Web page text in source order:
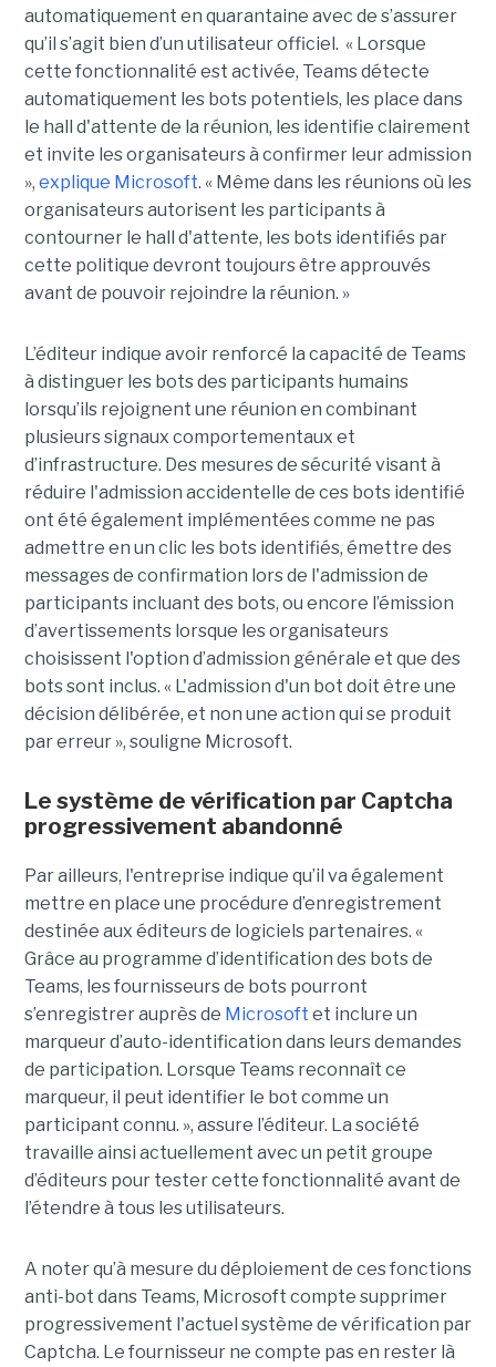
automatiquement en quarantaine avec de s’assurer
qu’il s’agit bien d’un utilisateur officiel. « Lorsque
cette fonctionnalité est activée, Teams détecte
automatiquement les bots potentiels, les place dans
le hall d'attente de la réunion, les identifie clairement
et invite les organisateurs à confirmer leur admission
», explique Microsoft. « Même dans les réunions où les
organisateurs autorisent les participants à
contourner le hall d'attente, les bots identifiés par
cette politique devront toujours être approuvés
avant de pouvoir rejoindre la réunion. »
L’éditeur indique avoir renforcé la capacité de Teams
à distinguer les bots des participants humains
lorsqu’ils rejoignent une réunion en combinant
plusieurs signaux comportementaux et
d’infrastructure. Des mesures de sécurité visant à
réduire l'admission accidentelle de ces bots identifié
ont été également implémentées comme ne pas
admettre en un clic les bots identifiés, émettre des
messages de confirmation lors de l'admission de
participants incluant des bots, ou encore l’émission
d’avertissements lorsque les organisateurs
choisissent l'option d’admission générale et que des
bots sont inclus. « L'admission d'un bot doit être une
décision délibérée, et non une action qui se produit
par erreur », souligne Microsoft.
Le système de vérification par Captcha
progressivement abandonné
Par ailleurs, l'entreprise indique qu’il va également
mettre en place une procédure d’enregistrement
destinée aux éditeurs de logiciels partenaires. «
Grâce au programme d’identification des bots de
Teams, les fournisseurs de bots pourront
s’enregistrer auprès de Microsoft et inclure un
marqueur d’auto-identification dans leurs demandes
de participation. Lorsque Teams reconnaît ce
marqueur, il peut identifier le bot comme un
participant connu. », assure l’éditeur. La société
travaille ainsi actuellement avec un petit groupe
d’éditeurs pour tester cette fonctionnalité avant de
l’étendre à tous les utilisateurs.
A noter qu’à mesure du déploiement de ces fonctions
anti-bot dans Teams, Microsoft compte supprimer
progressivement l'actuel système de vérification par
Captcha. Le fournisseur ne compte pas en rester là